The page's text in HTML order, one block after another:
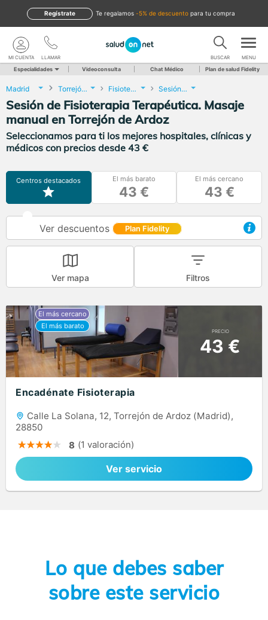
te regalamos -5% de descuento para tu compra
Regístrate
LLAMAR
MI CUENTA BUSCAR MENU
Especialidades Videoconsulta Chat Médico Plan de salud Fidelity
Madrid Torrejón de Ardoz Fisioterapia Sesión de Fisioterapia Terapéutica. Masaje manual
Sesión de Fisioterapia Terapéutica. Masaje
manual en Torrejón de Ardoz
Seleccionamos para ti los mejores hospitales, clínicas y
médicos con precios desde 43 €
Centros destacados El más barato
43 €
El más cercano
43 €
Ver descuentos Plan Fidelity
Ver mapa Filtros
PRECIO
43 €
Encadénate Fisioterapia
Calle La Solana, 12, Torrejón de Ardoz (Madrid),
28850
8 (1 valoración)
Ver servicio
Lo que debes saber
sobre este servicio